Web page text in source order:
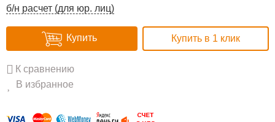
б/н расчет (для юр. лиц)
Купить Купить в 1 клик
К сравнению
В избранное